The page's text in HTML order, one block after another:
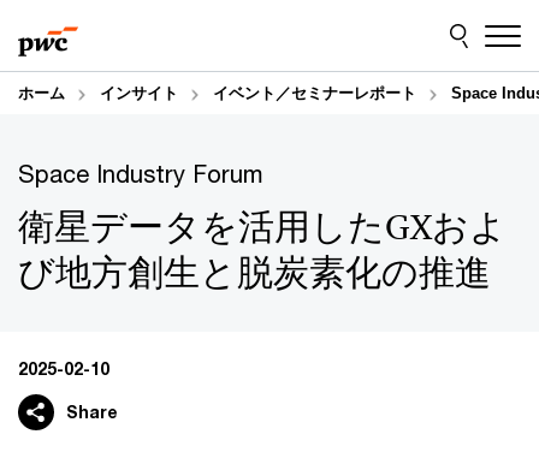
to
content
to
footer
ホーム インサイト イベント／セミナーレポート Space
Space Industry Forum
衛星データを活用したGXおよ
び地方創生と脱炭素化の推進
2025-02-10
Share